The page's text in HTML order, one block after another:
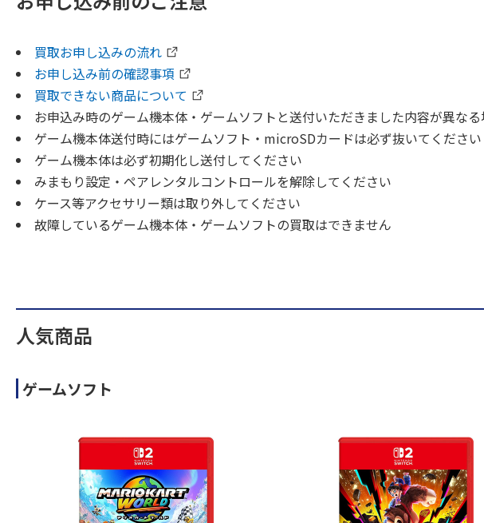
買取お申し込みの流れ
お申し込み前の確認事項
買取できない商品について
お申込み時のゲーム機本体・ゲームソフトと送付いただきました内容が異な
ゲーム機本体送付時にはゲームソフト・microSDカードは必ず抜いてください
ゲーム機本体は必ず初期化し送付してください
みまもり設定・ペアレンタルコントロールを解除してください
ケース等アクセサリー類は取り外してください
故障しているゲーム機本体・ゲームソフトの買取はできません
人気商品
ゲームソフト